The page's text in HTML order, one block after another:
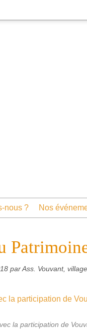
nous ? Nos
par Ass. Vouvant,
la participation de